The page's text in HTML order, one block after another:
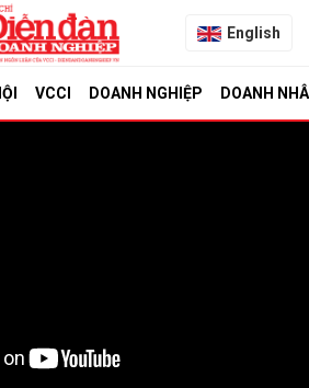
English
VCCI DOANH NGHIỆP DOANH